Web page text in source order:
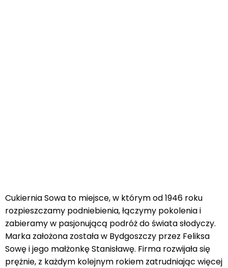
Cukiernia Sowa to miejsce, w którym od 1946 roku
rozpieszczamy podniebienia, łączymy pokolenia i
zabieramy w pasjonującą podróż do świata słodyczy.
Marka założona została w Bydgoszczy przez Feliksa
Sowę i jego małżonkę Stanisławę. Firma rozwijała się
prężnie, z każdym kolejnym rokiem zatrudniając więcej